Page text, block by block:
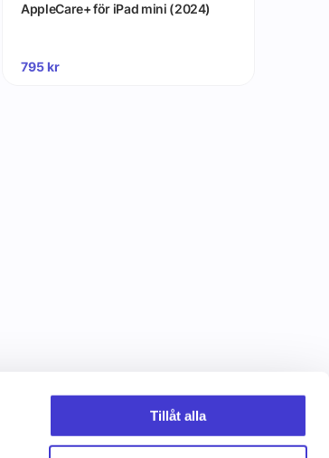
Tillåt alla
AppleCare+ för iPad mini (2024)
795kr